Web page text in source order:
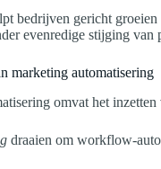
bedrijven gericht
evenredige stijging van
marketing automatisering
omvat het
draaien om workflow-